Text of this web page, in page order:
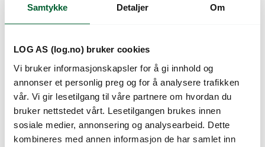
Samtykke Detaljer Om
LOG AS (log.no) bruker cookies
Vi bruker informasjonskapsler for å gi innhold og
annonser et personlig preg og for å analysere trafikken
vår. Vi gir lesetilgang til våre partnere om hvordan du
bruker nettstedet vårt. Lesetilgangen brukes innen
sosiale medier, annonsering og analysearbeid. Dette
kombineres med annen informasjon de har samlet inn
CONVALLARIA
MAJALIS ROSEA
FANCY